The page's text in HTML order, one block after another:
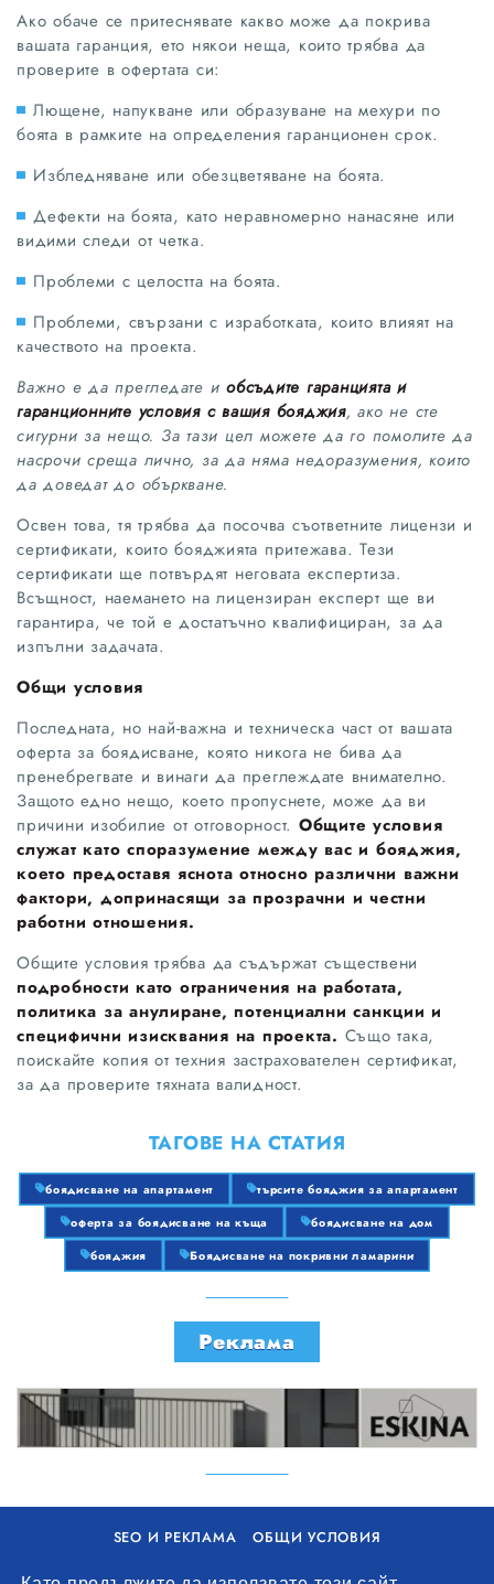
Ако обаче се притеснявате какво може да покрива
вашата гаранция, ето някои неща, които трябва да
проверите в офертата си:
Лющене, напукване или образуване на мехури по
боята в рамките на определения гаранционен срок.
Избледняване или обезцветяване на боята.
Дефекти на боята, като неравномерно нанасяне или
видими следи от четка.
Проблеми с целостта на боята.
Проблеми, свързани с изработката, които влияят на
качеството на проекта.
Важно е да прегледате и обсъдите гаранцията и
гаранционните условия с вашия бояджия, ако не сте
сигурни за нещо. За тази цел можете да го помолите да
насрочи среща лично, за да няма недоразумения, които
да доведат до объркване.
Освен това, тя трябва да посочва съответните лицензи и
сертификати, които бояджията притежава. Тези
сертификати ще потвърдят неговата експертиза.
Всъщност, наемането на лицензиран експерт ще ви
гарантира, че той е достатъчно квалифициран, за да
изпълни задачата.
Общи условия
Последната, но най-важна и техническа част от вашата
оферта за боядисване, която никога не бива да
пренебрегвате и винаги да преглеждате внимателно.
Защото едно нещо, което пропуснете, може да ви
причини изобилие от отговорност. Общите условия
служат като споразумение между вас и бояджия,
което предоставя яснота относно различни важни
фактори, допринасящи за прозрачни и честни
работни отношения.
Общите условия трябва да съдържат съществени
подробности като ограничения на работата,
политика за анулиране, потенциални санкции и
специфични изисквания на проекта. Също така,
поискайте копия от техния застрахователен сертификат,
за да проверите тяхната валидност.
ТАГОВЕ НА СТАТИЯ
боядисване на апартамент
търсите бояджия за апартамент
оферта за боядисване на къща
боядисване на дом
бояджия
Боядисване на покривни ламарини
Реклама
SEO И РЕКЛАМА
ОБЩИ УСЛОВИЯ